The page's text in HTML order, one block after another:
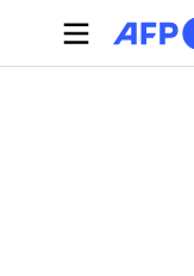
Skip to main